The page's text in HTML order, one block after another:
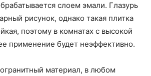
слоем эмали. Глазурь
рисунок, однако такая плитка
поэтому в комнатах с высокой
применение будет неэффективно.
материал, в любом